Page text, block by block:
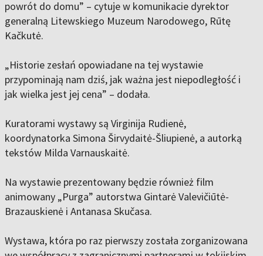
powrót do domu” – cytuje w komunikacie dyrektor
generalną Litewskiego Muzeum Narodowego, Rūtę
Kačkutė.
„Historie zesłań opowiadane na tej wystawie
przypominają nam dziś, jak ważna jest niepodległość i
jak wielka jest jej cena” – dodała.
Kuratorami wystawy są Virginija Rudienė,
koordynatorka Simona Širvydaitė-Šliupienė, a autorką
tekstów Milda Varnauskaitė.
Na wystawie prezentowany będzie również film
animowany „Purga” autorstwa Gintarė Valevičiūtė-
Brazauskienė i Antanasa Skučasa.
Wystawa, która po raz pierwszy została zorganizowana